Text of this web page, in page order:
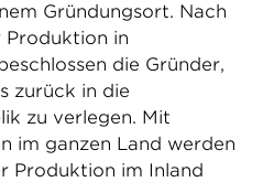
Gründungsort. Nach
Produktion in
die Gründer,
zurück in die
zu verlegen. Mit
im ganzen Land werden
Produktion im Inland